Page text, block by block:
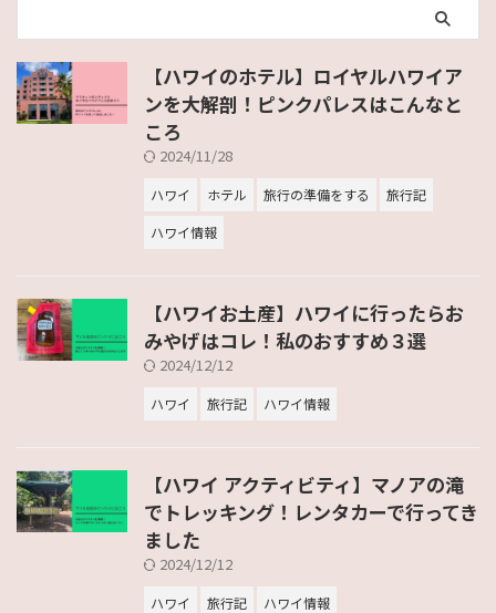
【ハワイのホテル】ロイヤルハワイア
ンを大解剖！ピンクパレスはこんなと
ころ
2024/11/28
ハワイ ホテル 旅行の準備をする
旅行記
ハワイ情報
【ハワイお土産】ハワイに行ったらお
みやげはコレ！私のおすすめ３選
2024/12/12
ハワイ 旅行記 ハワイ情報
【ハワイ アクティビティ】マノアの滝
でトレッキング！レンタカーで行ってき
ました
2024/12/12
ハワイ 旅行記 ハワイ情報